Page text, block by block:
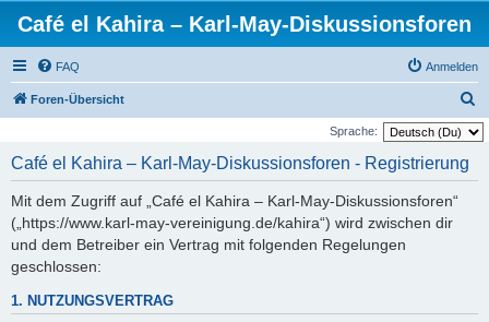
Café el Kahira – Karl-May-Diskussionsforen
FAQ Anmelden
Foren-Übersicht
u
Sprache:
Café el Kahira – Karl-May-Diskussionsforen - Registrierung
Mit dem Zugriff auf „Café el Kahira – Karl-May-Diskussionsforen“
(„https://www.karl-may-vereinigung.de/kahira“) wird zwischen dir
und dem Betreiber ein Vertrag mit folgenden Regelungen
geschlossen:
1. NUTZUNGSVERTRAG